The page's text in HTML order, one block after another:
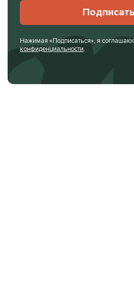
Нажимая «Подписаться», я
конфиденциальности.